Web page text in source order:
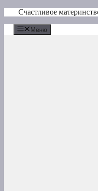
Перейти
содержимому
Счастливое
Меню